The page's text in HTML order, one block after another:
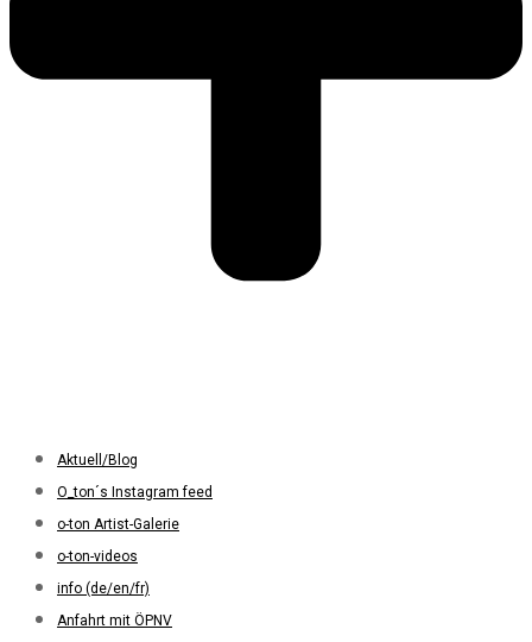
Aktuell/Blog
O_ton´s Instagram feed
o-ton Artist-Galerie
o-ton-videos
info (de/en/fr)
Anfahrt mit ÖPNV